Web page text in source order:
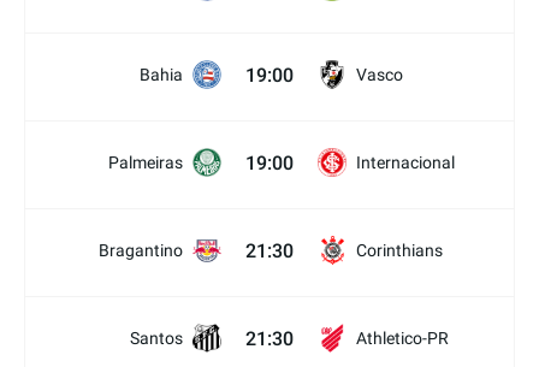
Bahia 19:00 Vasco
Palmeiras 19:00 Internacional
Bragantino 21:30 Corinthians
Santos 21:30 Athletico-PR